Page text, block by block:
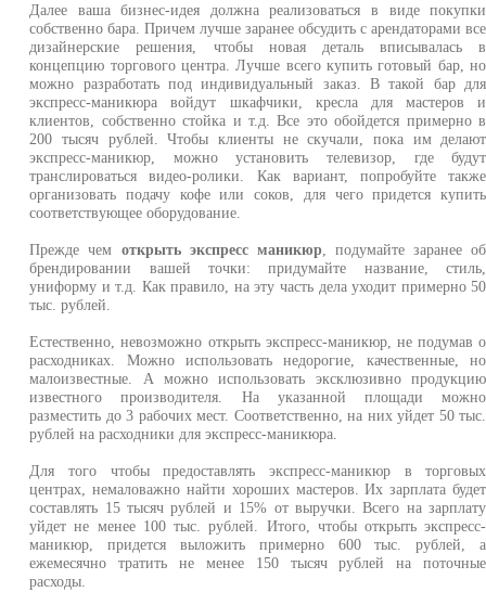
Далее ваша бизнес-идея должна реализоваться в виде покупки
собственно бара. Причем лучше заранее обсудить с арендаторами все
дизайнерские решения, чтобы новая деталь вписывалась в
концепцию торгового центра. Лучше всего купить готовый бар, но
можно разработать под индивидуальный заказ. В такой бар для
экспресс-маникюра войдут шкафчики, кресла для мастеров и
клиентов, собственно стойка и т.д. Все это обойдется примерно в
200 тысяч рублей. Чтобы клиенты не скучали, пока им делают
экспресс-маникюр, можно установить телевизор, где будут
транслироваться видео-ролики. Как вариант, попробуйте также
организовать подачу кофе или соков, для чего придется купить
соответствующее оборудование.
Прежде чем открыть экспресс маникюр, подумайте заранее об
брендировании вашей точки: придумайте название, стиль,
униформу и т.д. Как правило, на эту часть дела уходит примерно 50
тыс. рублей.
Естественно, невозможно открыть экспресс-маникюр, не подумав о
расходниках. Можно использовать недорогие, качественные, но
малоизвестные. А можно использовать эксклюзивно продукцию
известного производителя. На указанной площади можно
разместить до 3 рабочих мест. Соответственно, на них уйдет 50 тыс.
рублей на расходники для экспресс-маникюра.
Для того чтобы предоставлять экспресс-маникюр в торговых
центрах, немаловажно найти хороших мастеров. Их зарплата будет
составлять 15 тысяч рублей и 15% от выручки. Всего на зарплату
уйдет не менее 100 тыс. рублей. Итого, чтобы открыть экспресс-
маникюр, придется выложить примерно 600 тыс. рублей, а
ежемесячно тратить не менее 150 тысяч рублей на поточные
расходы.